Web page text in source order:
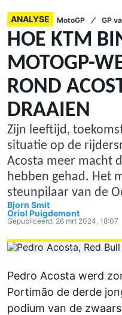
ANALYSE MotoGP GP
HOE KTM
MOTOGP-
ROND
DRAAIEN
Zijn leeftijd,
situatie op de
Acosta meer macht
hebben gehad. Het
steunpilaar van de
Bjorn Smit
Oriol Puigdemont
Gepubliceerd: 26 mrt 2024, 18:07
Pedro Acosta werd
Portimão de derde
podium van de